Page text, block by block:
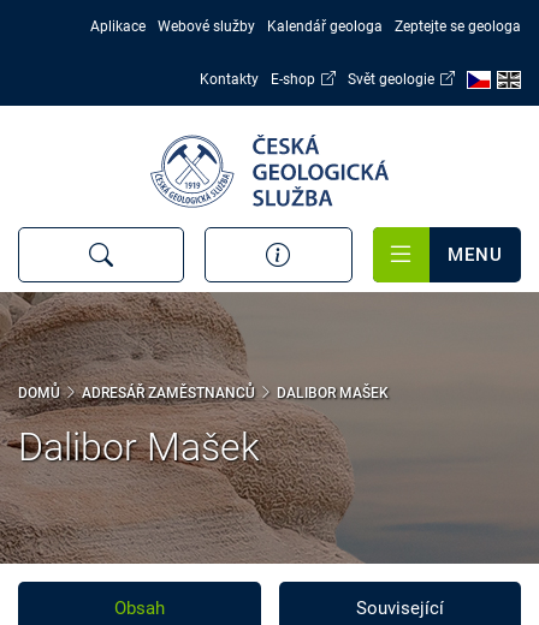
Aplikace Webové služby Kalendář geologa Zeptejte se geologa
Kontakty E-shop Svět geologie
MENU
DOMŮ ADRESÁŘ ZAMĚSTNANCŮ DALIBOR MAŠEK
Dalibor Mašek
Obsah Související